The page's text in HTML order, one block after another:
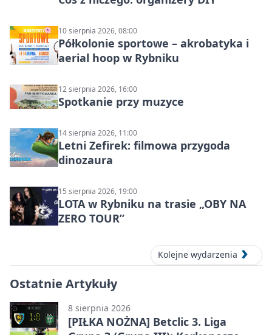
10 sierpnia 2026, 08:00
Półkolonie sportowe – akrobatyka i
aerial hoop w Rybniku
12 sierpnia 2026, 16:00
Spotkanie przy muzyce
14 sierpnia 2026, 11:00
Letni Zefirek: filmowa przygoda
dinozaura
15 sierpnia 2026, 19:00
LOTA w Rybniku na trasie „OBY NA
ZERO TOUR”
Kolejne wydarzenia
Ostatnie Artykuły
8 sierpnia 2026
[PIŁKA NOŻNA] Betclic 3. Liga